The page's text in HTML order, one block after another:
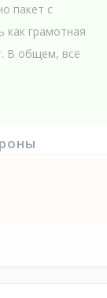
пакет с
как грамотная
В общем, всё